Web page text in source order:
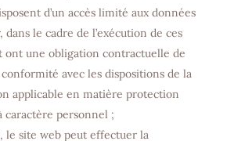
d’un accès limité aux données
dans le cadre de l’exécution de ces
ont une obligation contractuelle de
avec les dispositions de la
applicable en matière protection
caractère personnel ;
le site web peut effectuer la